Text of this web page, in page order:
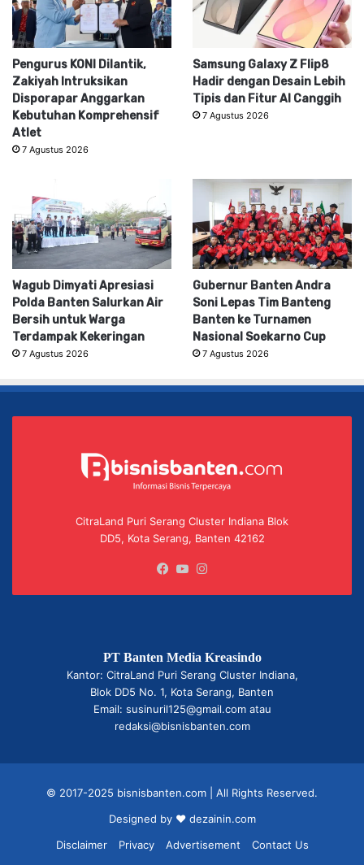
Pengurus KONI Dilantik,
Zakiyah Intruksikan
Disporapar Anggarkan
Kebutuhan Komprehensif
Atlet
7 Agustus 2026
Samsung Galaxy Z Flip8
Hadir dengan Desain Lebih
Tipis dan Fitur AI Canggih
7 Agustus 2026
Wagub Dimyati Apresiasi
Polda Banten Salurkan Air
Bersih untuk Warga
Terdampak Kekeringan
7 Agustus 2026
Gubernur Banten Andra
Soni Lepas Tim Banteng
Banten ke Turnamen
Nasional Soekarno Cup
7 Agustus 2026
CitraLand Puri Serang Cluster Indiana Blok
DD5, Kota Serang, Banten 42162
Facebook
YouTube
PT Banten Media Kreasindo
Kantor: CitraLand Puri Serang Cluster Indiana,
Blok DD5 No. 1, Kota Serang, Banten
Email: susinuril125@gmail.com atau
redaksi@bisnisbanten.com
© 2017-2025 bisnisbanten.com | All Rights Reserved.
Designed by ❤ dezainin.com
Disclaimer
Privacy Advertisement Contact Us